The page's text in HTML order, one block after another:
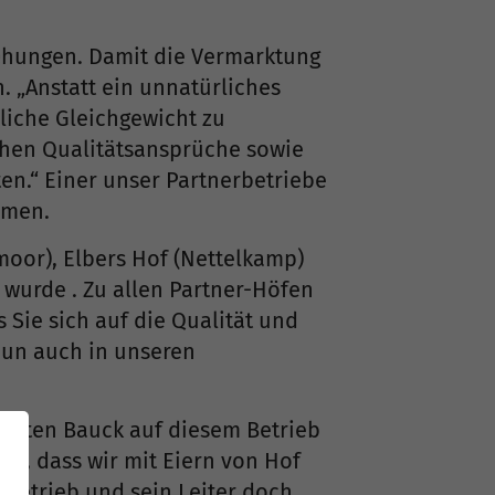
Damit die Vermarktung
„Anstatt ein unnatürliches
Gleichgewicht zu
Qualitätsansprüche sowie
Einer unser Partnerbetriebe
Elbers Hof (Nettelkamp)
. Zu allen Partner-Höfen
Sie sich auf die Qualität und
auch in unseren
Bauck auf diesem Betrieb
dass wir mit Eiern von Hof